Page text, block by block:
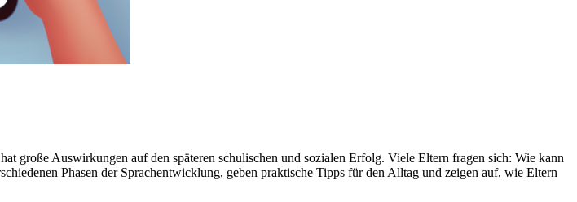
große Auswirkungen auf den späteren schulischen und sozialen Erfolg. Viele Eltern fragen sich: Wie kann
Phasen der Sprachentwicklung, geben praktische Tipps für den Alltag und zeigen auf, wie Eltern